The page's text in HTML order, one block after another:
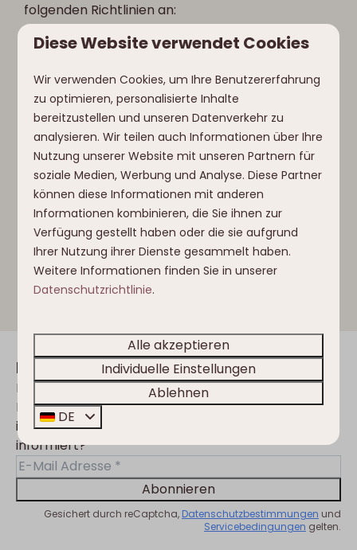
folgenden Richtlinien an:
Nur unsere Gäste erhalten nach ihrem
E-Mail mit der Möglichkeit, eine Bewertung zu
hinterlassen; diese wird niemals direkt
veröffentlicht. Nach Erhalt der Bewertung
prüfen wir, ob die Angaben mit den
Buchungsdaten übereinstimmen.
Bewertungen werden niemals direkt
veröffentlicht; sie werden immer zuerst auf
Rechtschreibung und Sprache geprüft.
Wir verwenden keine gesponserten
Bewertungen.
Inspiration in Ihrer Mailbox
Immer als Erster über die neuesten
Entwicklungen, Trends, Veränderungen
im Nassfeld- und Clofers-Umfeld
informiert?
Abonnieren
Gesichert durch reCaptcha, Datenschutzbestimmungen und
Servicebedingungen gelten.
Diese Website verwendet Cookies
Wir verwenden Cookies, um Ihre Benutzererfahrung
zu optimieren, personalisierte Inhalte
bereitzustellen und unseren Datenverkehr zu
analysieren. Wir teilen auch Informationen über Ihre
Nutzung unserer Website mit unseren Partnern für
soziale Medien, Werbung und Analyse. Diese Partner
können diese Informationen mit anderen
Informationen kombinieren, die Sie ihnen zur
Verfügung gestellt haben oder die sie aufgrund
Ihrer Nutzung ihrer Dienste gesammelt haben.
Weitere Informationen finden Sie in unserer
Datenschutzrichtlinie.
Alle akzeptieren
Individuelle Einstellungen
Ablehnen
DE